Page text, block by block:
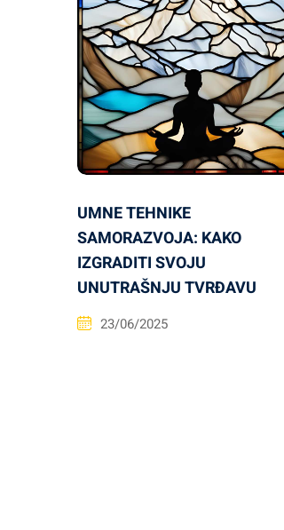
UMNE TEHNIKE
SAMORAZVOJA: KAKO
IZGRADITI SVOJU
UNUTRAŠNJU TVRĐAVU
23/06/2025